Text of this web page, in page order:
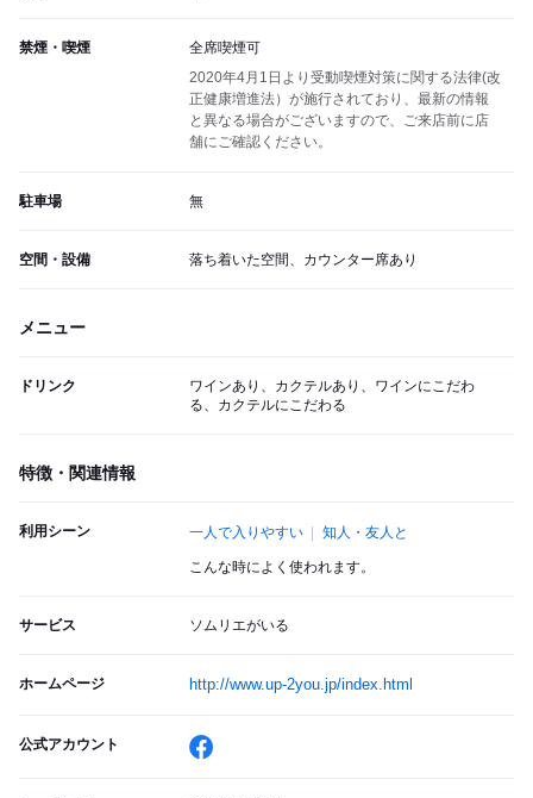
禁煙・喫煙
全席喫煙可
2020年4月1日より受動喫煙対策に関する法律(改
正健康増進法）が施行されており、最新の情報
と異なる場合がございますので、ご来店前に店
舗にご確認ください。
駐車場 無
空間・設備 落ち着いた空間、カウンター席あり
メニュー
ドリンク
ワインあり、カクテルあり、ワインにこだわ
る、カクテルにこだわる
特徴・関連情報
利用シーン 一人で入りやすい 知人・友人と
こんな時によく使われます。
サービス ソムリエがいる
ホームページ http://www.up-2you.jp/index.html
公式アカウント